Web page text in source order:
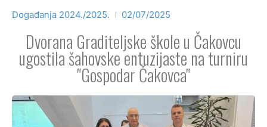
Događanja 2024./2025. 02/07/2025
Dvorana Graditeljske škole u Čakovcu
ugostila šahovske entuzijaste na turniru
"Gospodar Čakovca"